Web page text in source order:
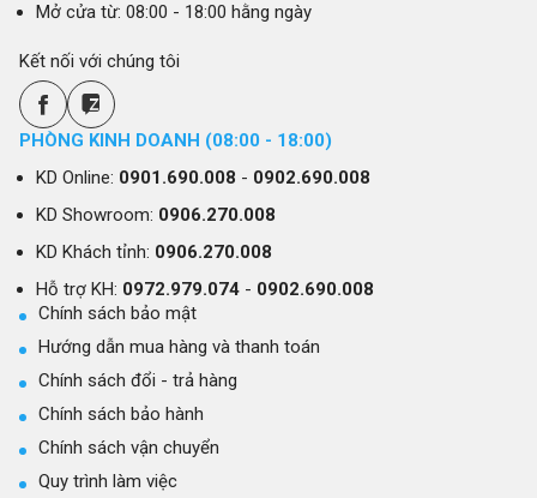
Mở cửa từ: 08:00 - 18:00 hằng ngày
Kết nối với chúng tôi
PHÒNG KINH DOANH (08:00 - 18:00)
KD Online: 0901.690.008 - 0902.690.008
KD Showroom: 0906.270.008
KD Khách tỉnh: 0906.270.008
Hỗ trợ KH: 0972.979.074- 0902.690.008
Chính sách bảo mật
Hướng dẫn mua hàng và thanh toán
Chính sách đổi - trả hàng
Chính sách bảo hành
Chính sách vận chuyển
Quy trình làm việc